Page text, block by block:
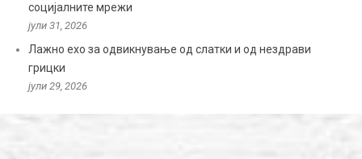
социјалните мрежи
јули 31, 2026
Лажно ехо за одвикнување од слатки и од нездрави
грицки
јули 29, 2026